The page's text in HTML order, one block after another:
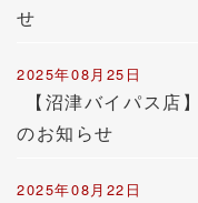
せ
2025年08月25日
【沼津バイパス店
のお知らせ
2025年08月22日